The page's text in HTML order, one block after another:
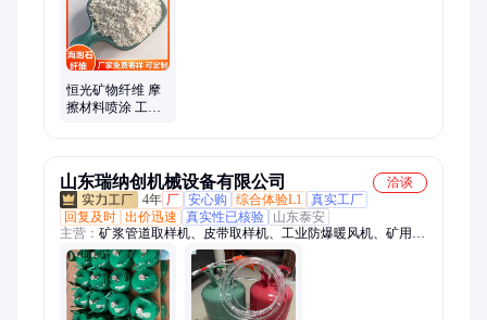
粉、硅酸铝纤维、煅烧石油焦、石墨粉、高岭土、玻化微珠
恒光矿物纤维 摩
擦材料喷涂 工业
山东瑞纳创机械设备有限公司
洽谈
4年 厂 安心购 综合体验L1
真实工厂
回复及时 出价迅速 真实性已核验
山东泰安
主营： 矿浆管道取样机、皮带取样机、工业防爆暖风机、矿用快
速密闭喷涂材料、实验室颚式破碎机、实验室圆盘粉碎机、矿用
湿式除尘风机、防爆饮水机、实验室锥形球磨机、实验室双辊破
碎机、密封化验制样粉碎机、单槽浮选机、防爆空调、工业冷风
机、圆盘真空过滤机、一体智能磁选管、锤式破碎机、矿用气动